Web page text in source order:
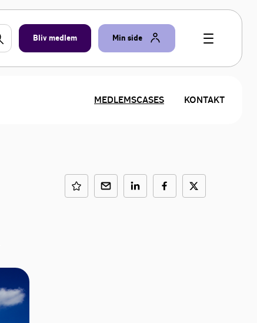
Bliv medlem Min side
MEDLEMSCASES KONTAKT